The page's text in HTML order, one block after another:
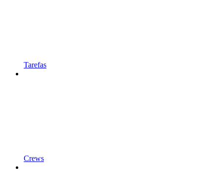
Tarefas
Crews